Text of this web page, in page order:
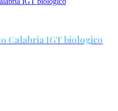
Calabria IGT biologico